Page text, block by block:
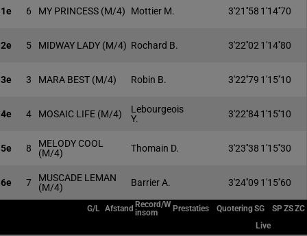
1e 6 MY PRINCESS (M/4) Mottier M. 3'21''58 1'14''70
2e 5 MIDWAY LADY (M/4) Rochard B. 3'22''02 1'14''80
3e 3 MARA BEST (M/4) Robin B. 3'22''79 1'15''10
4e 4 MOSAIC LIFE (M/4)
Lebourgeois
Y.
3'22''841'15''10
5e 8
MELODY COOL
(M/4)
Thomain D. 3'23''38 1'15''30
6e 7
MUSCADE LEMAN
(M/4)
Barrier A. 3'24''09 1'15''60
G/L Afstand Record/W
insom
Prestaties QuoteringSG SPZSZC
Live